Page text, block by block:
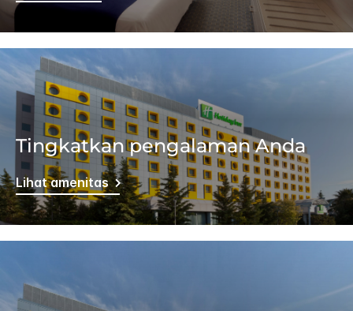
Tingkatkan pengalaman Anda
Lihat amenitas